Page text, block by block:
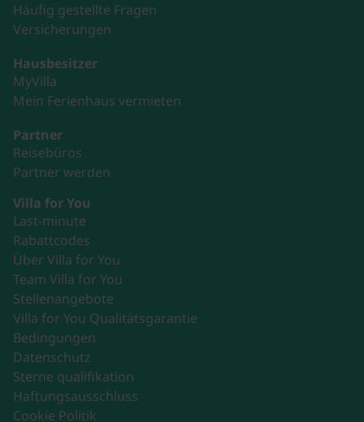
Häufig gestellte Fragen
Versicherungen
Hausbesitzer
MyVilla
Mein Ferienhaus vermieten
Partner
Reisebüros
Partner werden
Villa for You
Last-minute
Rabattcodes
Über Villa for You
Team Villa for You
Stellenangebote
Villa for You Qualitätsgarantie
Bedingungen
Datenschutz
Sterne qualifikation
Haftungsausschluss
Cookie Politik